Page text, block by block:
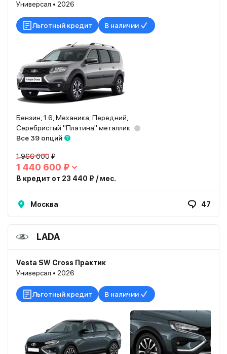
Универсал • 2026
Льготный кредит В наличии
Бензин, 1.6, Механика, Передний,
Серебристый "Платина" металлик
Все 39 опций
1 966 000 ₽
1 440 600 ₽
В кредит от 23 440 ₽ / мес.
Москва 47
LADA
Vesta SW Cross Практик
Универсал • 2026
Льготный кредит В наличии